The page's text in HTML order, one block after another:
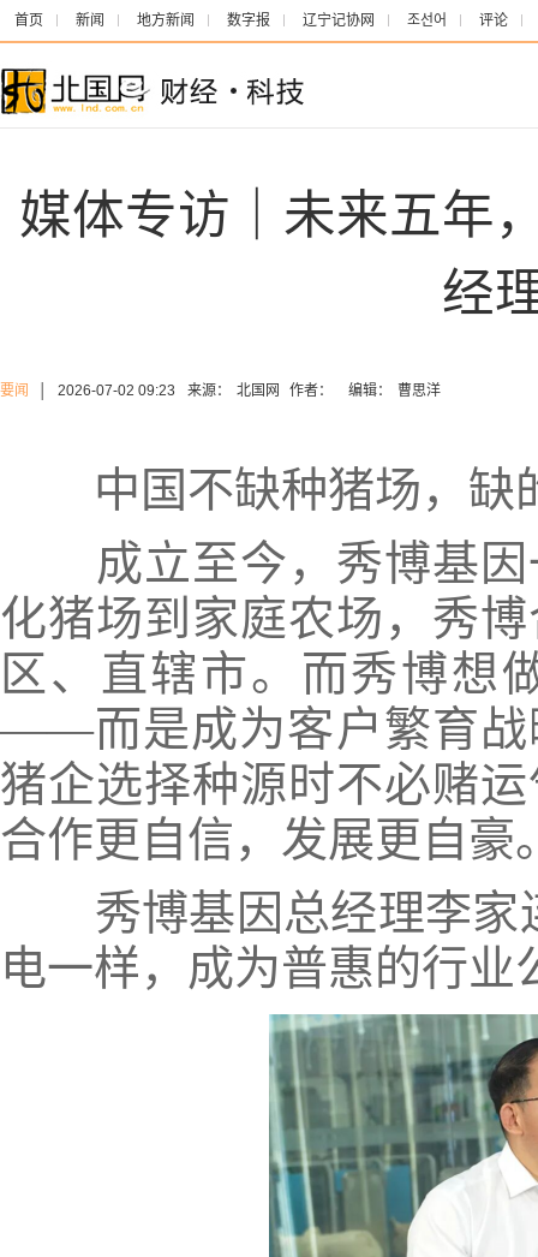
首页 新闻 地方新闻 数字报 辽宁记协网 조선어 评论
媒体专访｜未来五年
经
要闻 2026-07-02 09:23 来源： 北国网 作者： 编辑： 曹思洋
中国不缺种猪场，缺
成立至今，秀博基因
化猪场到家庭农场，秀
区、直辖市。而秀博想
——而是成为客户繁育战
猪企选择种源时不必赌
合作更自信，发展更自豪
秀博基因总经理李家
电一样，成为普惠的行业